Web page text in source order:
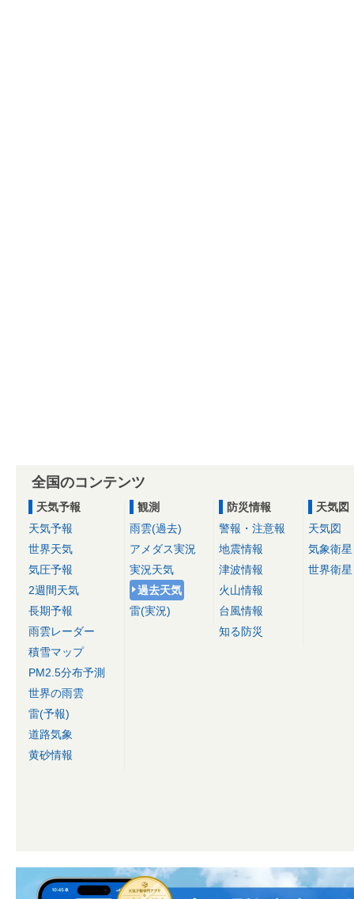
全国のコンテンツ
天気予報
天気予報
世界天気
気圧予報
2週間天気
長期予報
雨雲レーダー
積雪マップ
PM2.5分布予測
世界の雨雲
雷(予報)
道路気象
黄砂情報
観測
雨雲(過去)
アメダス実況
実況天気
過去天気
雷(実況)
防災情報
警報・注意報
地震情報
津波情報
火山情報
台風情報
知る防災
天気図
天気図
気象衛星
世界衛星